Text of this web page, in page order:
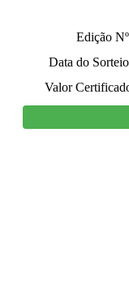
Edição
Data do
Valor